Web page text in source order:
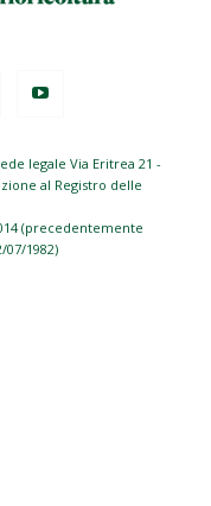
legale Via Eritrea 21 -
al Registro delle
(precedentemente
1982)